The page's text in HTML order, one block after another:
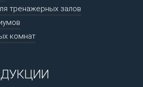
тренажерных залов
комнат